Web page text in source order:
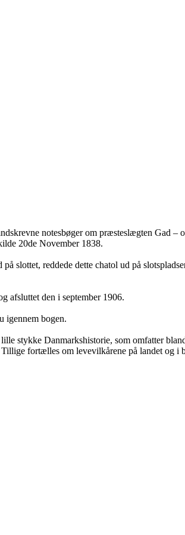
notesbøger om præsteslægten Gad –
20de November 1838.
slottet, reddede dette chatol ud på
afsluttet den i september 1906.
igennem bogen.
stykke Danmarkshistorie, som om­­­fatter
fortælles om levevilkårene på landet og i